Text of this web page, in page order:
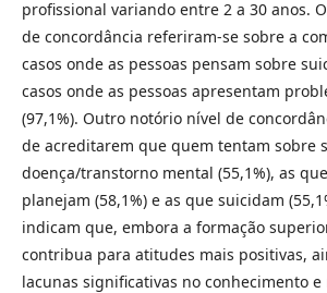
profissional variando entre 2 a 30 anos.
de concordância referiram-se sobre a
casos onde as pessoas pensam sobre
casos onde as pessoas apresentam
(97,1%). Outro notório nível de
de acreditarem que quem tentam sobre
doença/transtorno mental (55,1%), as
planejam (58,1%) e as que suicidam
indicam que, embora a formação
contribua para atitudes mais positivas,
lacunas significativas no conhecimento e